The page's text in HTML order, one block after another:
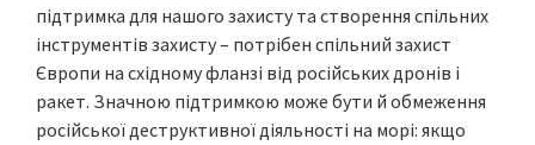
підтримка для нашого захисту та створення спільних
інструментів захисту – потрібен спільний захист
Європи на східному фланзі від російських дронів і
ракет. Значною підтримкою може бути й обмеження
російської деструктивної діяльності на морі: якщо